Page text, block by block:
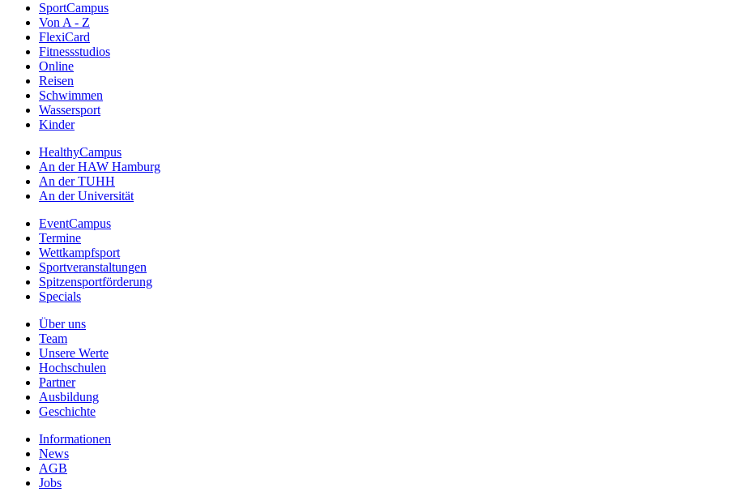
SportCampus
Von A - Z
FlexiCard
Fitnessstudios
Online
Reisen
Schwimmen
Wassersport
Kinder
HealthyCampus
An der HAW Hamburg
An der TUHH
An der Universität
EventCampus
Termine
Wettkampfsport
Sportveranstaltungen
Spitzensportförderung
Specials
Über uns
Team
Unsere Werte
Hochschulen
Partner
Ausbildung
Geschichte
Informationen
News
AGB
Jobs